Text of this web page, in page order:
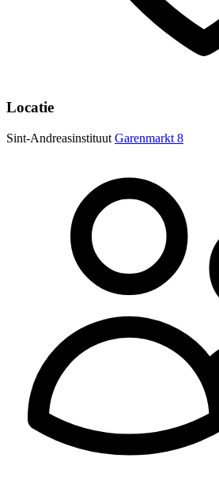
Locatie
Sint-Andreasinstituut Garenmarkt 8